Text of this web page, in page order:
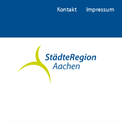
Zum Hauptinhalt springen
Zum Hauptinhalt
Kontakt Impressum